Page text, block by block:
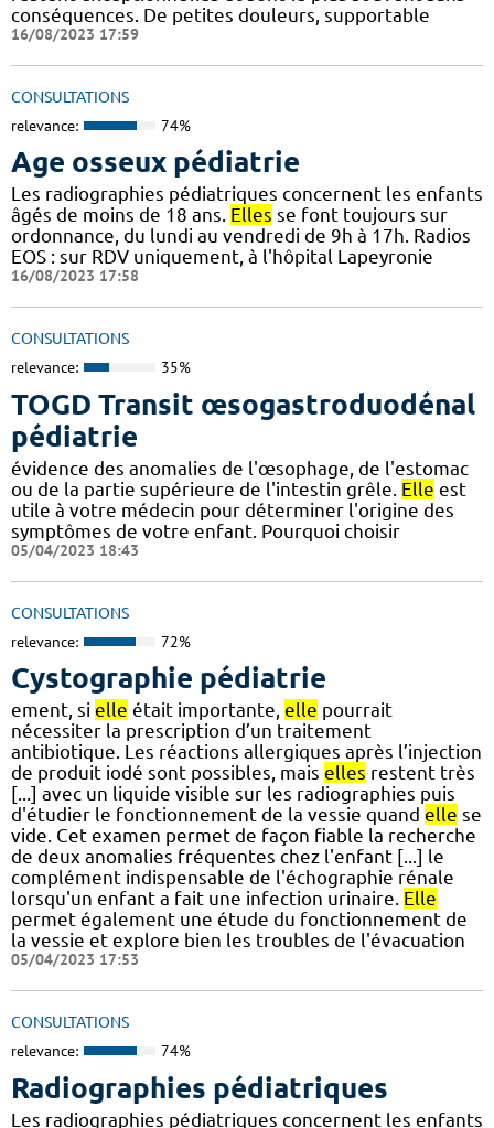
conséquences. De petites douleurs, supportable
16/08/2023 17:59
CONSULTATIONS
relevance: 74%
Age osseux pédiatrie
Les radiographies pédiatriques concernent les enfants
âgés de moins de 18 ans. Elles se font toujours sur
ordonnance, du lundi au vendredi de 9h à 17h. Radios
EOS : sur RDV uniquement, à l'hôpital Lapeyronie
16/08/2023 17:58
CONSULTATIONS
relevance: 35%
TOGD Transit œsogastroduodénal
pédiatrie
évidence des anomalies de l'œsophage, de l'estomac
ou de la partie supérieure de l'intestin grêle. Elle est
utile à votre médecin pour déterminer l'origine des
symptômes de votre enfant. Pourquoi choisir
05/04/2023 18:43
CONSULTATIONS
relevance: 72%
Cystographie pédiatrie
ement, si elle était importante, elle pourrait
nécessiter la prescription d’un traitement
antibiotique. Les réactions allergiques après l’injection
de produit iodé sont possibles, mais elles restent très
[...] avec un liquide visible sur les radiographies puis
d'étudier le fonctionnement de la vessie quand elle se
vide. Cet examen permet de façon fiable la recherche
de deux anomalies fréquentes chez l'enfant [...] le
complément indispensable de l'échographie rénale
lorsqu'un enfant a fait une infection urinaire. Elle
permet également une étude du fonctionnement de
la vessie et explore bien les troubles de l'évacuation
05/04/2023 17:53
CONSULTATIONS
relevance: 74%
Radiographies pédiatriques
Les radiographies pédiatriques concernent les enfants